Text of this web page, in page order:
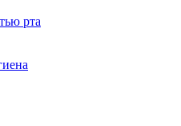
рта